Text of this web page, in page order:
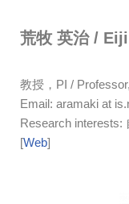
荒牧 英治 /
教授，PI /
Email: aramaki at
Research interests:
[Web]